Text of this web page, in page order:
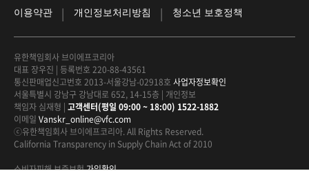
이용약관 | 개인정보처리방침 | 청소년 보호정책
유한책임회사 브이에프코리아
대표 장우진 | 등록번호 220-88-43561
통신판매업신고번호 2013-서울강남-02918호 사업자정보확인
서울특별시 강남구 강남대로 652, 14-15층 | 개인정보
책임자 심재형 | 고객센터(평일 09:00 ~ 18:00) 1522-1882
이메일 Vanskr_online@vfc.com
ⓒ유한책임회사 브이에프코리아. All Rights Reserved.
California Transparency in Supply Chain Act of 2010
소비자피해 보증보험가입확인